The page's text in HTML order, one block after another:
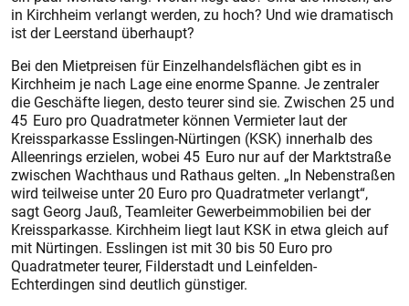
in Kirchheim verlangt werden, zu hoch? Und wie dramatisch
ist der Leerstand überhaupt?
Bei den Mietpreisen für Einzelhandelsflächen gibt es in
Kirchheim je nach Lage eine enorme Spanne. Je zentraler
die Geschäfte liegen, desto teurer sind sie. Zwischen 25 und
45 Euro pro Quadratmeter können Vermieter laut der
Kreissparkasse Esslingen-Nürtingen (KSK) innerhalb des
Alleenrings erzielen, wobei 45 Euro nur auf der Marktstraße
zwischen Wachthaus und Rathaus gelten. „In Nebenstraßen
wird teilweise unter 20 Euro pro Quadratmeter verlangt“,
sagt Georg Jauß, Teamleiter Gewerbeimmobilien bei der
Kreissparkasse. Kirchheim liegt laut KSK in etwa gleich auf
mit Nürtingen. Esslingen ist mit 30 bis 50 Euro pro
Quadratmeter teurer, Filderstadt und Leinfelden-
Echterdingen sind deutlich günstiger.